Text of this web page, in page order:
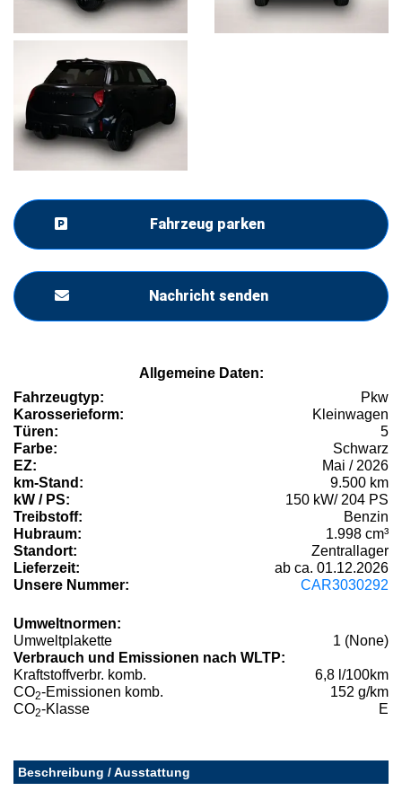
Fahrzeug parken
Nachricht senden
Allgemeine Daten:
Fahrzeugtyp:
Pkw
Karosserieform:
Kleinwagen
Türen:
5
Farbe:
Schwarz
EZ:
Mai / 2026
km-Stand:
9.500 km
kW / PS:
150 kW/ 204 PS
Treibstoff:
Benzin
Hubraum:
1.998 cm³
Standort:
Zentrallager
Lieferzeit:
ab ca. 01.12.2026
Unsere Nummer:
CAR3030292
Umweltnormen:
Umweltplakette
1 (None)
Verbrauch und Emissionen nach WLTP:
Kraftstoffverbr. komb.
6,8 l/100km
CO2-Emissionen komb.
152 g/km
CO2-Klasse E
Beschreibung / Ausstattung